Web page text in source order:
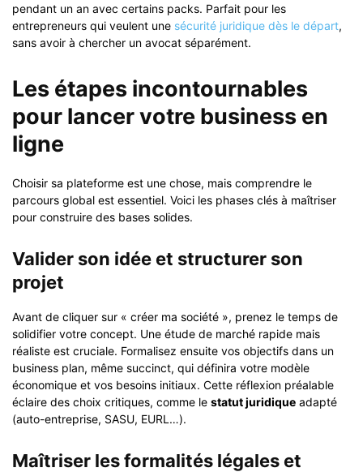
pendant un an avec certains packs. Parfait pour les
entrepreneurs qui veulent une sécurité juridique dès le départ,
sans avoir à chercher un avocat séparément.
Les étapes incontournables
pour lancer votre business en
ligne
Choisir sa plateforme est une chose, mais comprendre le
parcours global est essentiel. Voici les phases clés à maîtriser
pour construire des bases solides.
Valider son idée et structurer son
projet
Avant de cliquer sur « créer ma société », prenez le temps de
solidifier votre concept. Une étude de marché rapide mais
réaliste est cruciale. Formalisez ensuite vos objectifs dans un
business plan, même succinct, qui définira votre modèle
économique et vos besoins initiaux. Cette réflexion préalable
éclaire des choix critiques, comme le statut juridique adapté
(auto-entreprise, SASU, EURL…).
Maîtriser les formalités légales et